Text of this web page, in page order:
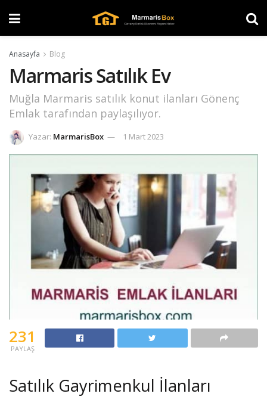
Anasayfa Blog
Marmaris Satılık Ev
Muğla Marmaris satılık konut ilanları Gönenç
Emlak tarafından paylaşılıyor.
Yazar: MarmarisBox 1 Mart 2023
231
PAYLAŞ
Satılık Gayrimenkul İlanları